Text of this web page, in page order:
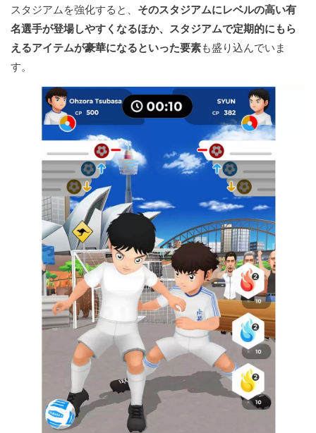
スタジアムを強化すると、 そのスタジアムにレベルの高い有
名選手が登場しやすくなるほか、スタジアムで定期的にもら
えるアイテムが豪華になるといった要素も盛り込んでいま
す。